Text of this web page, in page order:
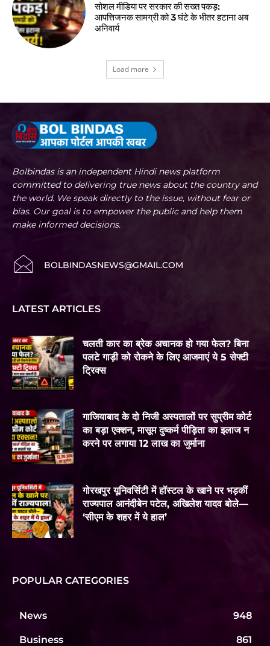
सोशल मीडिया पर सरकार की सख्त पकड़:
आपत्तिजनक सामग्री को 3 घंटे के भीतर हटाना अब
अनिवार्य
Load more
Bolbindas is an independent Hindi news platform
committed to delivering true news about the country and
the world. We speak directly to the issue, without fear or
bias. Our goal is to empower the public and help them
make informed decisions.
BOLBINDASNEWS@GMAIL.COM
LATEST ARTICLES
चलती कार का ब्रेक अचानक हो गया फेल? बिना
पलटे गाड़ी को रोकने के लिए आजमाएं ये 5 सेफ्टी
ट्रिक्स
गाजियाबाद के दो निजी अस्पतालों पर सुप्रीम कोर्ट
का बड़ा एक्शन, मासूम दुष्कर्म पीड़िता का इलाज न
करने पर लगाया 12 लाख का जुर्माना
गोरखपुर यूनिवर्सिटी में हॉस्टल के खाने पर भड़कीं
राज्यपाल आनंदीबेन पटेल, अखिलेश यादव बोले—
‘सीएम के शहर में ये हाल’
POPULAR CATEGORIES
News 948
Business 861